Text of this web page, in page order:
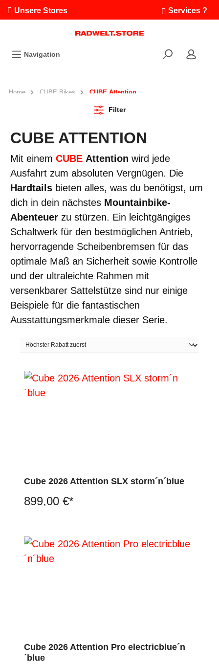
Unsere Stores Services ?
Ausfahrten
Bikefinder
Navigation
Home CUBE Bikes CUBE Attention
Filter
CUBE ATTENTION
Mit einem CUBE Attention wird jede
Ausfahrt zum absoluten Vergnügen. Die
Hardtails bieten alles, was du benötigst, um
dich in dein nächstes Mountainbike-
Abenteuer zu stürzen. Ein leichtgängiges
Schaltwerk für den bestmöglichen Antrieb,
hervorragende Scheibenbremsen für das
optimale Maß an Sicherheit sowie Kontrolle
und der ultraleichte Rahmen mit
versenkbarer Sattelstütze sind nur einige
Beispiele für die fantastischen
Ausstattungsmerkmale dieser Serie.
Cube 2026 Attention SLX storm´n´blue
899,00 €*
Cube 2026 Attention Pro electricblue´n
´blue